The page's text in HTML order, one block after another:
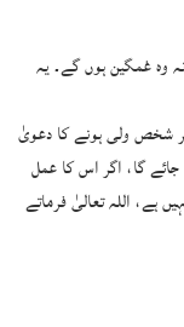
وہ غمگین ہوں گے۔ یہ
شخص ولی ہونے کا دعویٰ
گا، اگر اس کا عمل
ہے، اللہ تعالیٰ فرماتے